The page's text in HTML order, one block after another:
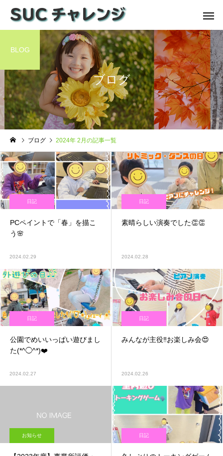
ブログ
BLOG
ブログ 2024年 2月の記事一覧
日記
PCペイントで「春」を描こ
う🌸
2024.02.29
日記
素晴らしい演奏でした👏👏
2024.02.28
日記
公園でめいいっぱい遊びまし
た(*^◯^*)❤️
2024.02.27
日記
みんなが主役‼️お楽しみ会😍
2024.02.26
お知らせ 日記